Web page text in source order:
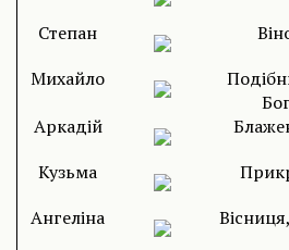
Степан
Михайло
Аркадій
Кузьма
Ангеліна